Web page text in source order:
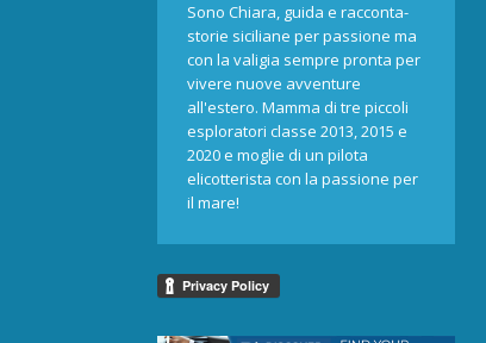
Sono Chiara, guida e racconta-
storie siciliane per passione ma
con la valigia sempre pronta per
vivere nuove avventure
all'estero. Mamma di tre piccoli
esploratori classe 2013, 2015 e
2020 e moglie di un pilota
elicotterista con la passione per
il mare!